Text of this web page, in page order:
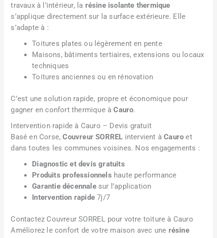
travaux à l’intérieur, la résine isolante thermique
s’applique directement sur la surface extérieure. Elle
s’adapte à :
Toitures plates ou légèrement en pente
Maisons, bâtiments tertiaires, extensions ou locaux
techniques
Toitures anciennes ou en rénovation
C’est une solution rapide, propre et économique pour
gagner en confort thermique àCauro.
Intervention rapide à Cauro – Devis gratuit
Basé en Corse,Couvreur SORREL intervient àCauro et
dans toutes les communes voisines. Nos engagements :
Diagnostic et devis gratuits
Produits professionnels haute performance
Garantie décennalesur l’application
Intervention rapide 7j/7
Contactez Couvreur SORREL pour votre toiture à Cauro
Améliorez le confort de votre maison avec une résine